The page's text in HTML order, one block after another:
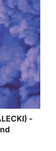
-